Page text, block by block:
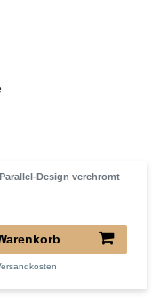
Design verchromt